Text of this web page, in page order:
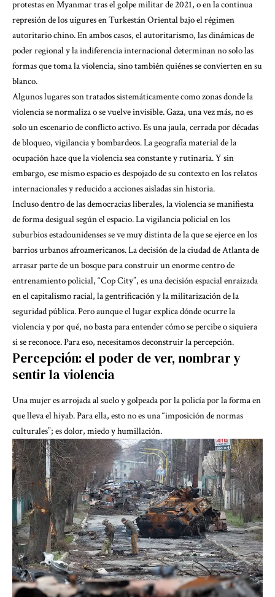
protestas en Myanmar tras el golpe militar de 2021, o en la continua
represión de los uigures en Turkestán Oriental bajo el régimen
autoritario chino. En ambos casos, el autoritarismo, las dinámicas de
poder regional y la indiferencia internacional determinan no solo las
formas que toma la violencia, sino también quiénes se convierten en su
blanco.
Algunos lugares son tratados sistemáticamente como zonas donde la
violencia se normaliza o se vuelve invisible. Gaza, una vez más, no es
solo un escenario de conflicto activo. Es una jaula, cerrada por décadas
de bloqueo, vigilancia y bombardeos. La geografía material de la
ocupación hace que la violencia sea constante y rutinaria. Y sin
embargo, ese mismo espacio es despojado de su contexto en los relatos
internacionales y reducido a acciones aisladas sin historia.
Incluso dentro de las democracias liberales, la violencia se manifiesta
de forma desigual según el espacio. La vigilancia policial en los
suburbios estadounidenses se ve muy distinta de la que se ejerce en los
barrios urbanos afroamericanos. La decisión de la ciudad de Atlanta de
arrasar parte de un bosque para construir un enorme centro de
entrenamiento policial, “Cop City”, es una decisión espacial enraizada
en el capitalismo racial, lagentrificacióny lamilitarización de la
seguridad pública. Pero aunque el lugar explica dónde ocurre la
violencia y por qué, no basta para entender cómo se percibe o siquiera
si se reconoce. Para eso, necesitamos deconstruir la percepción.
Percepción: el poder de ver, nombrar y
sentir la violencia
Una mujer es arrojada al suelo y golpeada por la policía por la forma en
que lleva el hiyab. Para ella, esto no es una “imposición de normas
culturales”; es dolor, miedo y humillación.